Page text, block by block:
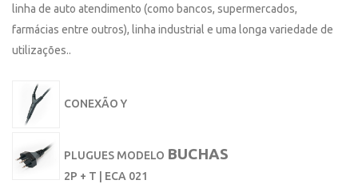
linha de auto atendimento (como bancos, supermercados,
farmácias entre outros), linha industrial e uma longa variedade de
utilizações..
CONEXÃO Y
PLUGUES MODELO
2P + T | ECA 021
BUCHAS